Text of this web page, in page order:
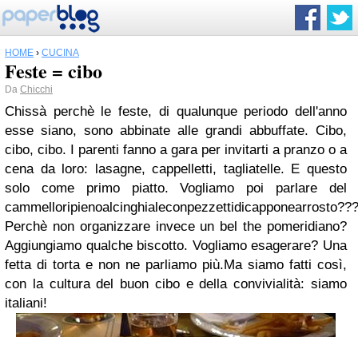
HOME › CUCINA
Feste = cibo
Da Chicchi
Chissà perchè le feste, di qualunque periodo dell'anno
esse siano, sono abbinate alle grandi abbuffate. Cibo,
cibo, cibo. I parenti fanno a gara per invitarti a pranzo o a
cena da loro: lasagne, cappelletti, tagliatelle. E questo
solo come primo piatto. Vogliamo poi parlare del
cammelloripienoalcinghialeconpezzettidicapponearrosto???
Perchè non organizzare invece un bel the pomeridiano?
Aggiungiamo qualche biscotto. Vogliamo esagerare? Una
fetta di torta e non ne parliamo più.Ma siamo fatti così,
con la cultura del buon cibo e della convivialità: siamo
italiani!